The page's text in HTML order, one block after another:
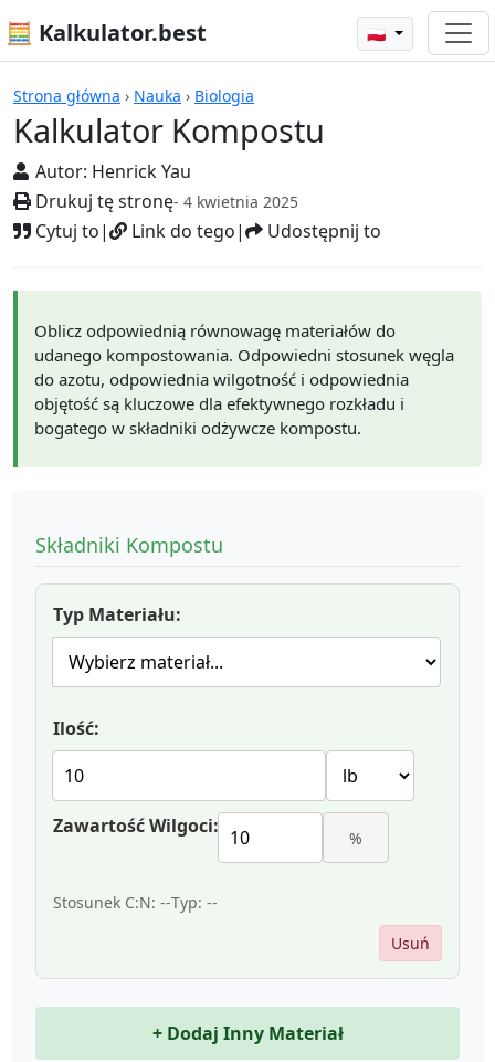
🧮 Kalkulator.best 🇵🇱
Strona główna › Nauka › Biologia
Kalkulator Kompostu
Autor: Henrick Yau
Drukuj tę stronę- 4 kwietnia 2025
Cytuj to| Link do tego| Udostępnij to
Kalkulatory
Oblicz odpowiednią równowagę materiałów do
udanego kompostowania. Odpowiedni stosunek węgla
do azotu, odpowiednia wilgotność i odpowiednia
objętość są kluczowe dla efektywnego rozkładu i
bogatego w składniki odżywcze kompostu.
Składniki Kompostu
Typ Materiału:
Ilość:
Zawartość Wilgoci: %
Stosunek C:N: --Typ: --
Usuń
+ Dodaj Inny Materiał